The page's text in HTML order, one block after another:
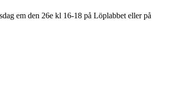
em den 26e kl 16-18 på Löplabbet eller på